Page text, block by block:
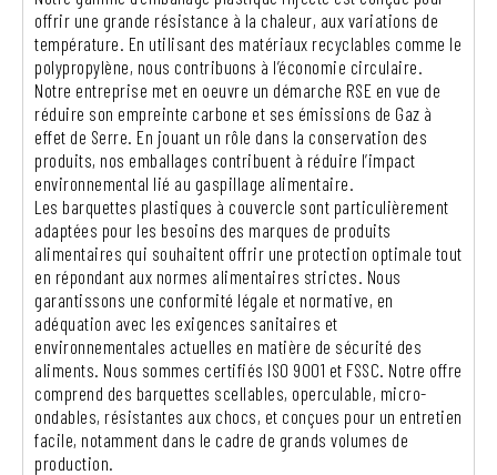
offrir une grande résistance à la chaleur, aux variations de
température. En utilisant des matériaux recyclables comme le
polypropylène, nous contribuons à l’économie circulaire.
Notre entreprise met en oeuvre un démarche RSE en vue de
réduire son empreinte carbone et ses émissions de Gaz à
effet de Serre. En jouant un rôle dans la conservation des
produits, nos emballages contribuent à réduire l’impact
environnemental lié au gaspillage alimentaire.
Les barquettes plastiques à couvercle sont particulièrement
adaptées pour les besoins des marques de produits
alimentaires qui souhaitent offrir une protection optimale tout
en répondant aux normes alimentaires strictes. Nous
garantissons une conformité légale et normative, en
adéquation avec les exigences sanitaires et
environnementales actuelles en matière de sécurité des
aliments. Nous sommes certifiés ISO 9001 et FSSC. Notre offre
comprend des barquettes scellables, operculable, micro-
ondables, résistantes aux chocs, et conçues pour un entretien
facile, notamment dans le cadre de grands volumes de
production.